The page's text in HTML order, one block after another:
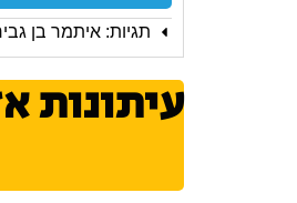
תגיות: איתמר בן
עיתונות